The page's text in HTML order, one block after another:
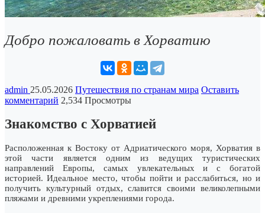
Добро пожаловать в Хорватию
admin 25.05.2026 Путешествия по странам мира Оставить
комментарий 2,534 Просмотры
Знакомство с Хорватией
Расположенная к Востоку от Адриатического моря, Хорватия в
этой части является одним из ведущих туристических
направлений Европы, самых увлекательных и с богатой
историей. Идеальное место, чтобы пойти и расслабиться, но и
получить культурный отдых, славится своими великолепными
пляжами и древними укреплениями города.